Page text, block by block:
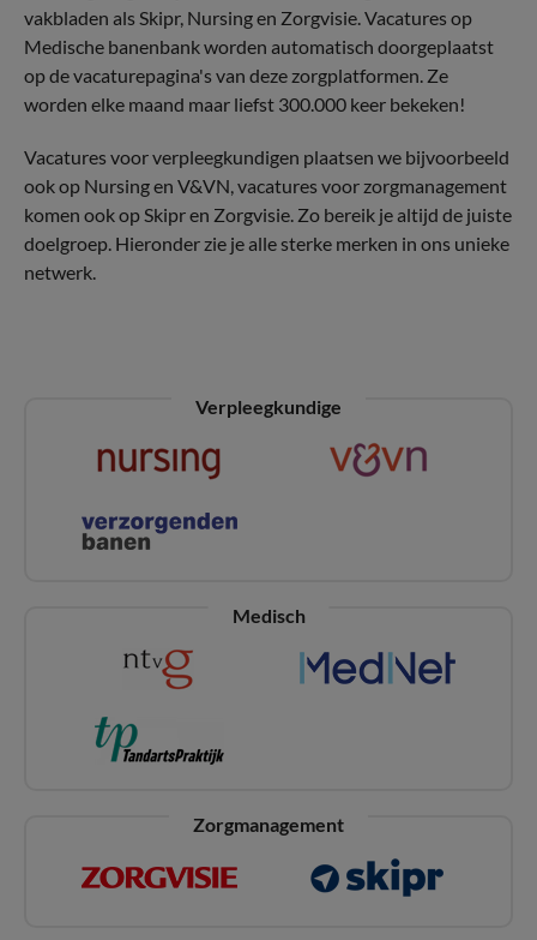
vakbladen als Skipr, Nursing en Zorgvisie. Vacatures op
Medische banenbank worden automatisch doorgeplaatst
op de vacaturepagina's van deze zorgplatformen. Ze
worden elke maand maar liefst 300.000 keer bekeken!
Vacatures voor verpleegkundigen plaatsen we bijvoorbeeld
ook op Nursing en V&VN, vacatures voor zorgmanagement
komen ook op Skipr en Zorgvisie. Zo bereik je altijd de juiste
doelgroep. Hieronder zie je alle sterke merken in ons unieke
netwerk.
Verpleegkundige
Medisch
Zorgmanagement